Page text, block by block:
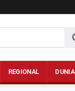
REGIONAL DUNIA